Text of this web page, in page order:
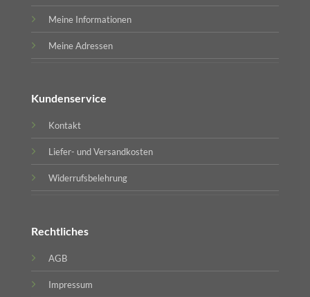
Meine Informationen
Meine Adressen
Kundenservice
Kontakt
Liefer- und Versandkosten
Widerrufsbelehrung
Rechtliches
AGB
Impressum